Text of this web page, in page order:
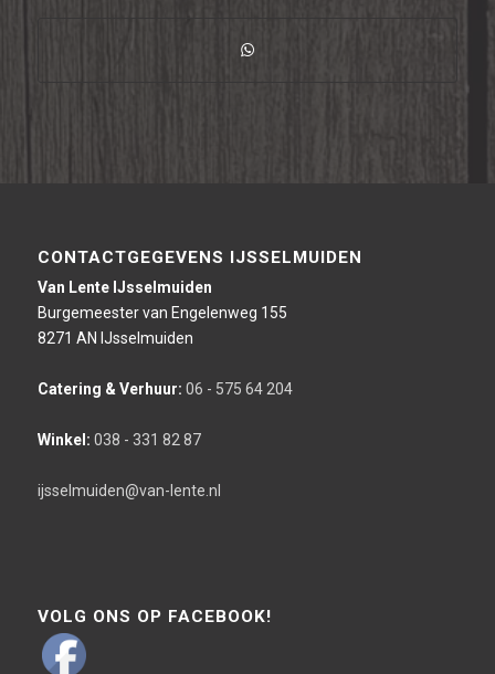
CONTACTGEGEVENS IJSSELMUIDEN
Van Lente IJsselmuiden
Burgemeester van Engelenweg 155
8271 AN IJsselmuiden
Catering & Verhuur: 06 - 575 64 204
Winkel: 038 - 331 82 87
ijsselmuiden@van-lente.nl
VOLG ONS OP FACEBOOK!